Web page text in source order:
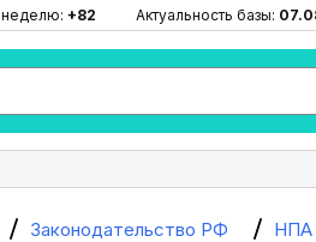
+82 Актуальность базы:
Законодательство РФ НПА